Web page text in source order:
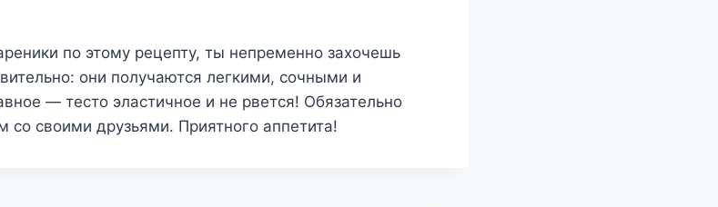
по этому рецепту, ты непременно захочешь
они получаются легкими, сочными и
— тесто эластичное и не рвется! Обязательно
со своими друзьями. Приятного аппетита!